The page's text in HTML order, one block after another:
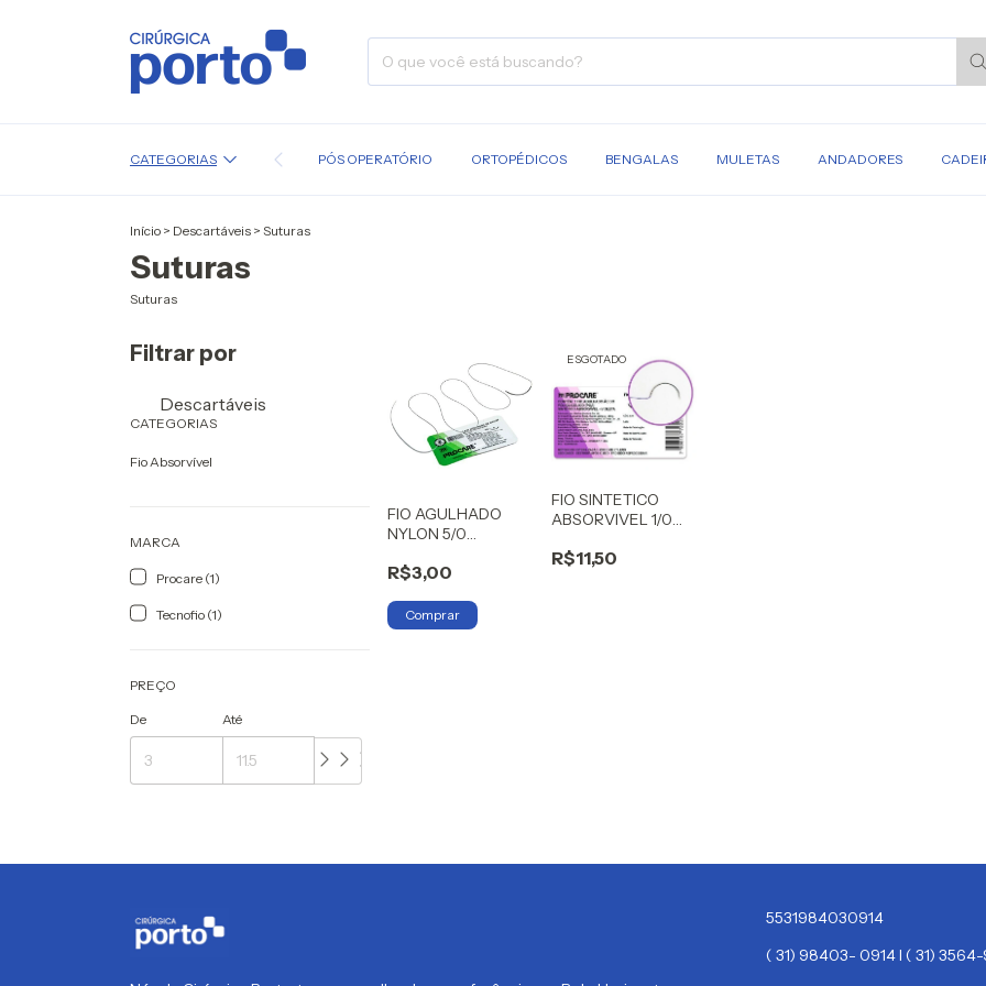
CATEGORIAS PÓS OPERATÓRIO ORTOPÉDICOS BENGALAS MULETAS ANDADORES
Início > Descartáveis > Suturas
Suturas
Suturas
Filtrar por
Descartáveis
CATEGORIAS
Fio Absorvível
MARCA
Procare (1)
Tecnofio (1)
PREÇO
De Até
FIO AGULHADO
NYLON 5/0
R$3,00
ESGOTADO
FIO SINTETICO
ABSORVIVEL 1/0
R$11,50
5531984030914
( 31) 98403- 0914 I ( 31)